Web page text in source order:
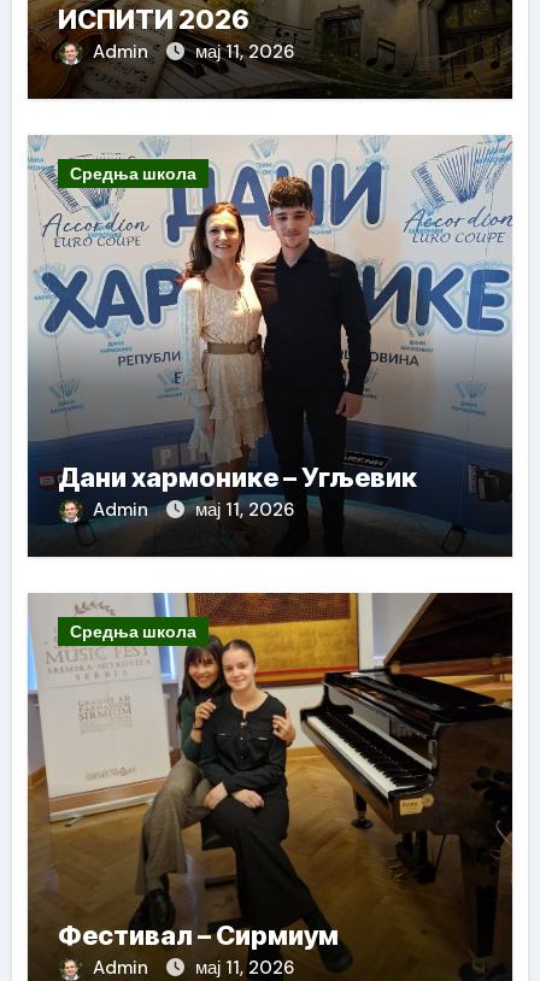
ИСПИТИ 2026
Admin мај 11, 2026
Средња школа
Дани хармонике – Угљевик
Admin мај 11, 2026
Средња школа
Фестивал – Сирмиум
Admin мај 11, 2026